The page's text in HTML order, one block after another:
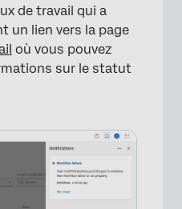
de travail qui a
un lien vers la page
où vous pouvez
sur le statut